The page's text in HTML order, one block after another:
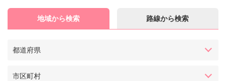
地域から検索 路線から検索
都道府県
市区町村